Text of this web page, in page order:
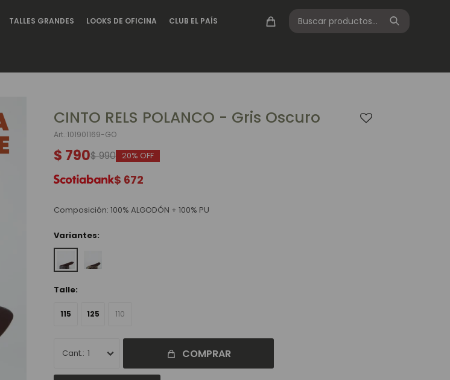
TALLES GRANDES LOOKS DE OFICINA CLUB EL PAÍS
CINTO RELS POLANCO - Gris Oscuro
101901169-GO
$ 790$990 20
$ 672
Composición: 100% ALGODÓN + 100% PU
Variantes:
Talle:
115 125 110
1 COMPRAR